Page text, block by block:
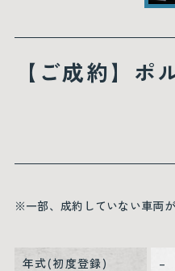
【ご成約】ポ
※一部、成約していない車両
年式(初度登録) –